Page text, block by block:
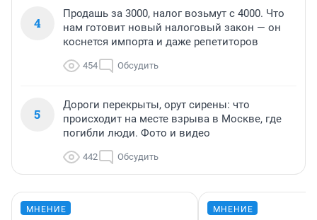
4
Продашь за 3000, налог возьмут с 4000. Что
нам готовит новый налоговый закон — он
коснется импорта и даже репетиторов
454 Обсудить
5
Дороги перекрыты, орут сирены: что
происходит на месте взрыва в Москве, где
погибли люди. Фото и видео
442 Обсудить
МНЕНИЕ МНЕНИЕ